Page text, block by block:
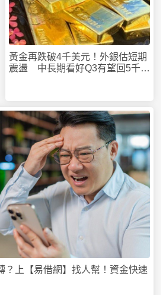
黃金再跌破4千美元！外銀估短期
震盪 中長期看好Q3有望回5千美
？上【易借網】找人幫！資金快速